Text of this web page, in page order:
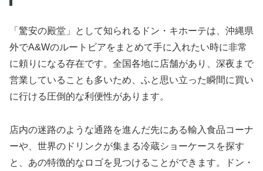
「驚安の殿堂」として知られるドン・キホーテは、沖縄県
外でA&Wのルートビアをまとめて手に入れたい時に非常
に頼りになる存在です。全国各地に店舗があり、深夜まで
営業していることも多いため、ふと思い立った瞬間に買い
に行ける圧倒的な利便性があります。
店内の迷路のような通路を進んだ先にある輸入食品コーナ
ーや、世界のドリンクが集まる冷蔵ショーケースを探す
と、あの特徴的なロゴを見つけることができます。ドン・